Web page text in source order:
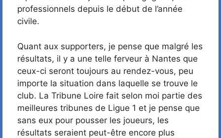
professionnels depuis le début de l’année
civile.
Quant aux supporters, je pense que malgré les
résultats, il y a une telle ferveur à Nantes que
ceux-ci seront toujours au rendez-vous, peu
importe la situation dans laquelle se trouve le
club. La Tribune Loire fait selon moi partie des
meilleures tribunes de Ligue 1 et je pense que
sans eux pour pousser les joueurs, les
résultats seraient peut-être encore plus